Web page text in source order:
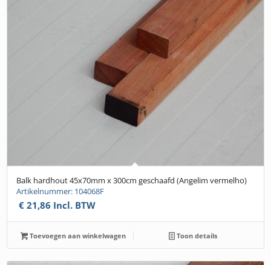
Balk hardhout 45x70mm x 300cm geschaafd (Angelim vermelho)
Artikelnummer: 104068F
€ 21,86 Incl. BTW
Toevoegen aan winkelwagen Toon details